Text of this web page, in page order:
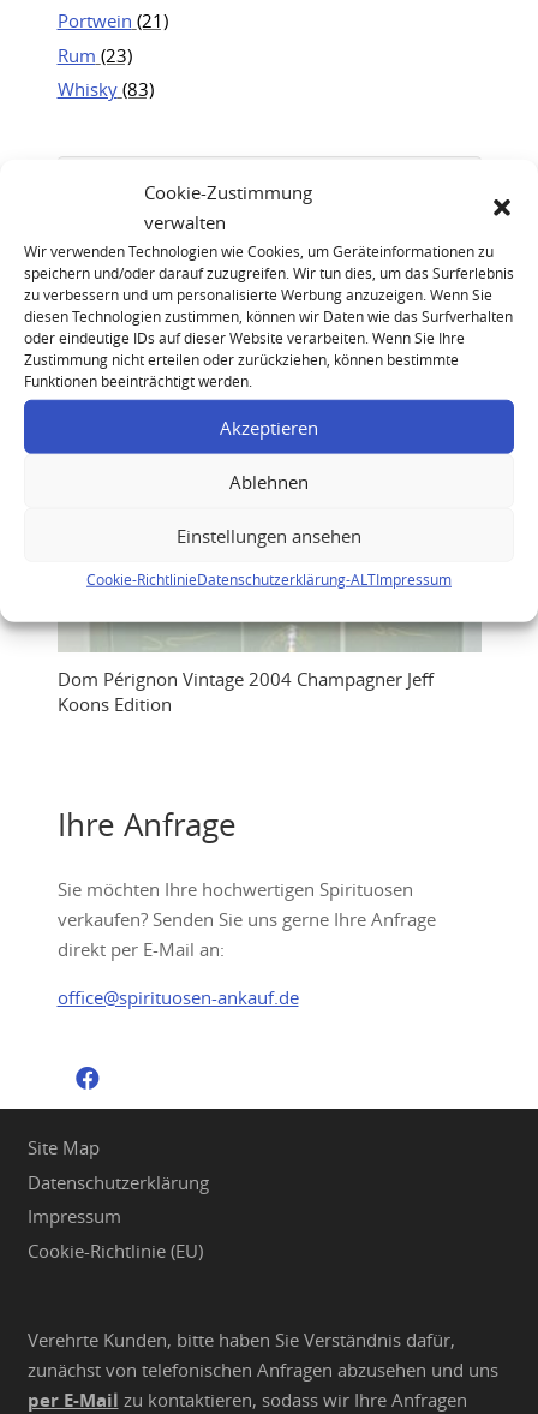
Cookie-Zustimmung
verwalten
Wir verwenden Technologien wie Cookies, um Geräteinformationen zu
speichern und/oder darauf zuzugreifen. Wir tun dies, um das Surferlebnis
zu verbessern und um personalisierte Werbung anzuzeigen. Wenn Sie
diesen Technologien zustimmen, können wir Daten wie das Surfverhalten
oder eindeutige IDs auf dieser Website verarbeiten. Wenn Sie Ihre
Zustimmung nicht erteilen oder zurückziehen, können bestimmte
Funktionen beeinträchtigt werden.
Akzeptieren
Ablehnen
Einstellungen ansehen
Cookie-RichtlinieDatenschutzerklärung-ALTImpressum
Portwein (21)
Rum (23)
Whisky (83)
Dom Pérignon Vintage 2004 Champagner Jeff
Koons Edition
Ihre Anfrage
Sie möchten Ihre hochwertigen Spirituosen
verkaufen? Senden Sie uns gerne Ihre Anfrage
direkt per E-Mail an:
office@spirituosen-ankauf.de
Site Map
Datenschutzerklärung
Impressum
Cookie-Richtlinie (EU)
Verehrte Kunden, bitte haben Sie Verständnis dafür,
zunächst von telefonischen Anfragen abzusehen und uns
per E-Mail zu kontaktieren, sodass wir Ihre Anfragen